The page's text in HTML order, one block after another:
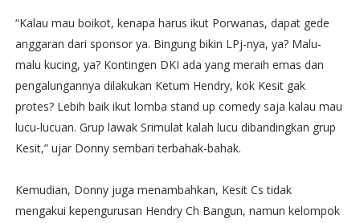
“Kalau mau boikot, kenapa harus ikut Porwanas, dapat gede
anggaran dari sponsor ya. Bingung bikin LPj-nya, ya? Malu-
malu kucing, ya? Kontingen DKI ada yang meraih emas dan
pengalungannya dilakukan Ketum Hendry, kok Kesit gak
protes? Lebih baik ikut lomba stand up comedy saja kalau mau
lucu-lucuan. Grup lawak Srimulat kalah lucu dibandingkan grup
Kesit,” ujar Donny sembari terbahak-bahak.
Kemudian, Donny juga menambahkan, Kesit Cs tidak
mengakui kepengurusan Hendry Ch Bangun, namun kelompok